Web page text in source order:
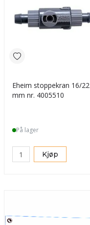
Eheim stoppekran 16/22
mm nr. 4005510
På lager
Kjøp